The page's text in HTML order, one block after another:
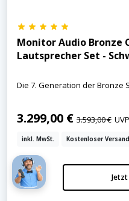
Monitor Audio Bronze
Lautsprecher Set -
Die 7. Generation der Bronze
3.299,00 € 3.593,00 € UVP
inkl. MwSt. Kostenloser Versand